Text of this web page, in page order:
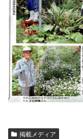
掲載メディア